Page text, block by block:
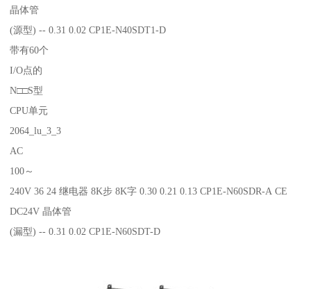
晶体管
(源型) -- 0.31 0.02 CP1E-N40SDT1-D
带有60个
I/O点的
N□□S型
CPU单元
2064_lu_3_3
AC
100～
240V 36 24 继电器 8K步 8K字 0.30 0.21 0.13 CP1E-N60SDR-A CE
DC24V 晶体管
(漏型) -- 0.31 0.02 CP1E-N60SDT-D